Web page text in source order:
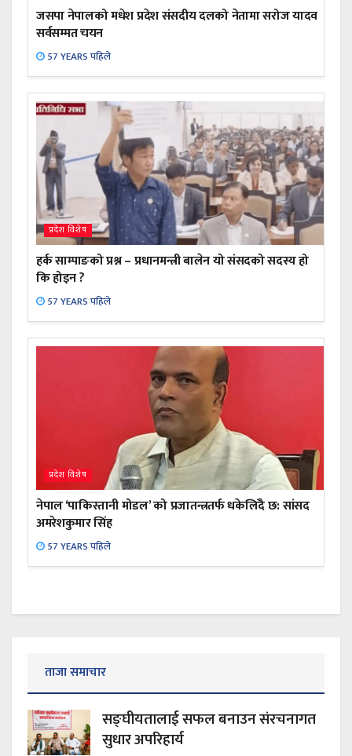
जसपा नेपालको मधेश प्रदेश संसदीय दलको नेतामा सरोज यादव
सर्वसम्मत चयन
57 YEARS पहिले
प्रदेश विशेष
हर्क साम्पाङको प्रश्न – प्रधानमन्त्री बालेन यो संसदको सदस्य हो
कि होइन ?
57 YEARS पहिले
प्रदेश विशेष
नेपाल ‘पाकिस्तानी मोडल’ को प्रजातन्त्रतर्फ धकेलिँदै छ: सांसद
अमरेशकुमार सिंह
57 YEARS पहिले
ताजा समाचार
सङ्घीयतालाई सफल बनाउन संरचनागत
सुधार अपरिहार्य